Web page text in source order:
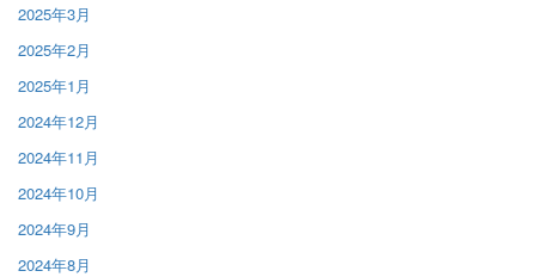
2025年3月
2025年2月
2025年1月
2024年12月
2024年11月
2024年10月
2024年9月
2024年8月